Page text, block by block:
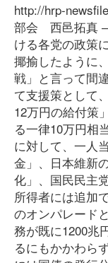
http://hrp-
部会 西邑拓真
ける各党の政策
揶揄したように
戦」と言って間
て支援策として
12万円の給付策
る一律10万円相
に対して、一人
金」、日本維新
化」、国民民主
所得者には追加
のオンパレード
務が既に1200兆
るにもかかわら